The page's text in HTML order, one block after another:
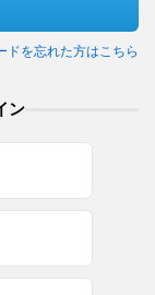
ドを忘れた方はこちら
ン